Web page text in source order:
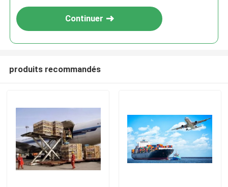
À la maison
Continuer
produits recommandés